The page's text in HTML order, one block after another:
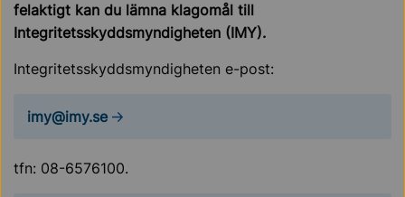
felaktigt kan du lämna klagomål till
Integritetsskyddsmyndigheten (IMY).
Integritetsskyddsmyndigheten e-post:
imy@imy.se
tfn: 08-6576100.